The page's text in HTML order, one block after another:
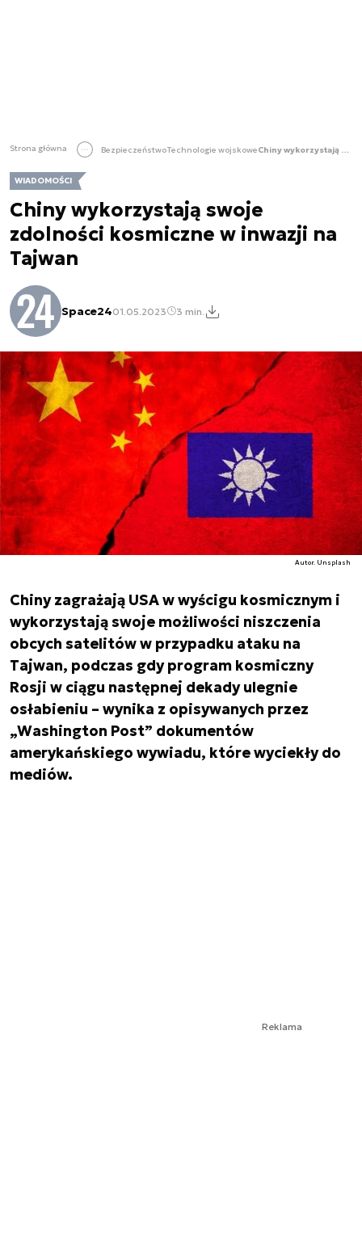
Strona główna BezpieczeństwoTechnologie wojskowe Chiny wykorzystają swoje zdolności kosmiczne w inwazji na Tajwan
WIADOMOŚCI
Chiny wykorzystają swoje
zdolności kosmiczne w inwazji na
Tajwan
Space2401.05.2023 3 min.
Autor. Unsplash
Chiny zagrażają USA w wyścigu kosmicznym i
wykorzystają swoje możliwości niszczenia
obcych satelitów w przypadku ataku na
Tajwan, podczas gdy program kosmiczny
Rosji w ciągu następnej dekady ulegnie
osłabieniu – wynika z opisywanych przez
„Washington Post” dokumentów
amerykańskiego wywiadu, które wyciekły do
mediów.
Reklama